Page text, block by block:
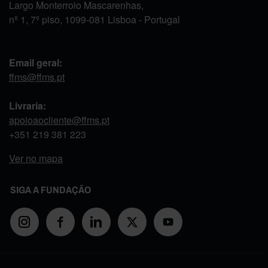
Largo Monterroio Mascarenhas,
nº 1, 7º piso, 1099-081 Lisboa - Portugal
Email geral:
ffms@ffms.pt
Livraria:
apoioaocliente@ffms.pt
+351 219 381 223
Ver no mapa
SIGA A FUNDAÇÃO